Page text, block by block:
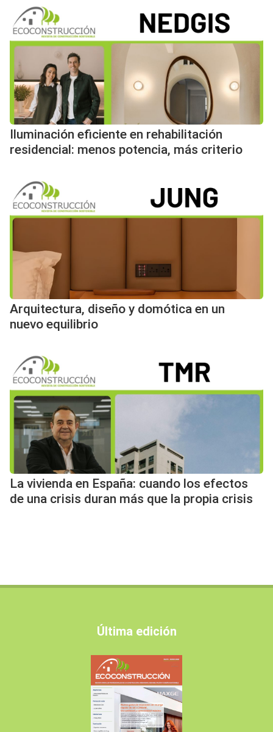
Iluminación eficiente en rehabilitación
residencial: menos potencia, más criterio
Arquitectura, diseño y domótica en un
nuevo equilibrio
La vivienda en España: cuando los efectos
de una crisis duran más que la propia crisis
Última edición